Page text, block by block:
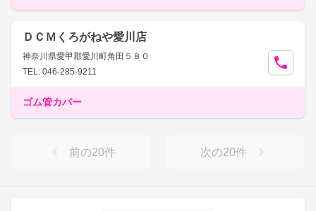
ＤＣＭくろがねや愛川店
神奈川県愛甲郡愛川町角田５８０
TEL: 046-285-9211
ゴム管カバー
前の20件 次の20件